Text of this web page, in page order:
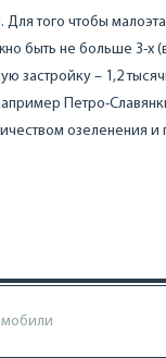
того чтобы
быть не больше 3-х
застройку – 1,2
Петро-
озеленения